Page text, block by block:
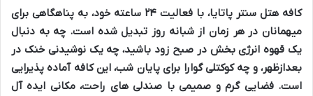
کافه هتل سنتر پاتایا، با فعالیت ۲۴ ساعته
خود، به پناهگاهی برای
میهمانان در هر زمان از شبانه روز تبدیل شده است. چه به دنبال
یک قهوه انرژی بخش در صبح زود باشید، چه یکنوشیدنی خنک در
بعدازظهر، و چهکوکتلیگوارا برایپایان شب، این کافه آماده پذیرایی
است. فضاییگرم و صمیمیبا صندلی های راحت، مکانی ایده آل